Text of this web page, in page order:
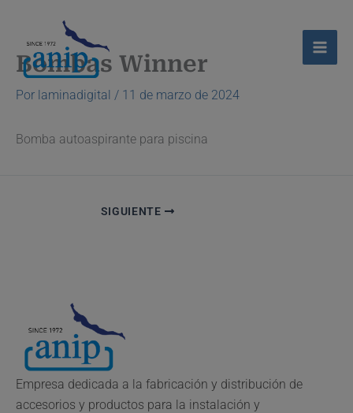
contenido
Bombas Winner
Por laminadigital / 11 de marzo de 2024
Bomba autoaspirante para piscina
SIGUIENTE
Empresa dedicada a la fabricación y distribución de
accesorios y productos para la instalación y